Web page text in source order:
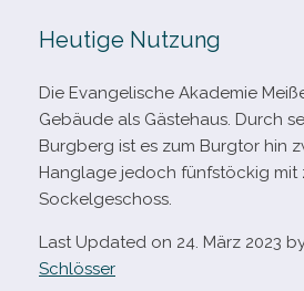
Heutige Nutzung
Die Evangelische Akademie
Gebäude als Gästehaus. Durch
Burgberg ist es zum Burgtor hin
Hanglage jedoch fünf­stö­ckig mit
Sockelgeschoss.
Last Updated on 24. März 2023
Schlösser